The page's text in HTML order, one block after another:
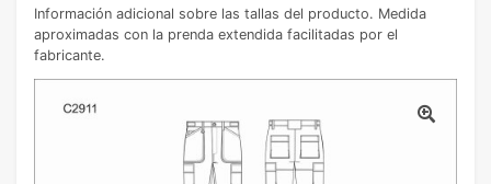
Información adicional sobre las tallas del producto. Medida
aproximadas con la prenda extendida facilitadas por el
fabricante.